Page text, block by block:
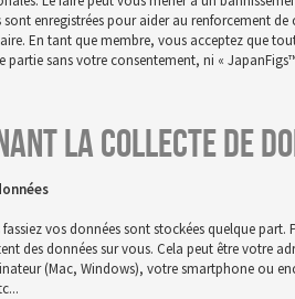
sont enregistrées pour aider au
En tant que membre, vous acceptez que
sans votre consentement, ni «
la collecte de
vos données sont stockées quelque
des données sur vous. Cela peut être votre
(Mac, Windows), votre smartphone ou